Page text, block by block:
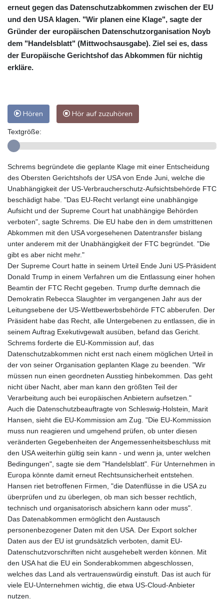
erneut gegen das Datenschutzabkommen zwischen der EU
und den USA klagen. "Wir planen eine Klage", sagte der
Gründer der europäischen Datenschutzorganisation Noyb
dem "Handelsblatt" (Mittwochsausgabe). Ziel sei es, dass
der Europäische Gerichtshof das Abkommen für nichtig
erkläre.
Hören Hör auf zuzuhören
Textgröße:
Schrems begründete die geplante Klage mit einer Entscheidung
des Obersten Gerichtshofs der USA von Ende Juni, welche die
Unabhängigkeit der US-Verbraucherschutz-Aufsichtsbehörde FTC
beschädigt habe. "Das EU-Recht verlangt eine unabhängige
Aufsicht und der Supreme Court hat unabhängige Behörden
verboten", sagte Schrems. Die EU habe den in dem umstrittenen
Abkommen mit den USA vorgesehenen Datentransfer bislang
unter anderem mit der Unabhängigkeit der FTC begründet. "Die
gibt es aber nicht mehr."
Der Supreme Court hatte in seinem Urteil Ende Juni US-Präsident
Donald Trump in einem Verfahren um die Entlassung einer hohen
Beamtin der FTC Recht gegeben. Trump durfte demnach die
Demokratin Rebecca Slaughter im vergangenen Jahr aus der
Leitungsebene der US-Wettbewerbsbehörde FTC abberufen. Der
Präsident habe das Recht, alle Untergebenen zu entlassen, die in
seinem Auftrag Exekutivgewalt ausüben, befand das Gericht.
Schrems forderte die EU-Kommission auf, das
Datenschutzabkommen nicht erst nach einem möglichen Urteil in
der von seiner Organisation geplanten Klage zu beenden. "Wir
müssen nun einen geordneten Ausstieg hinbekommen. Das geht
nicht über Nacht, aber man kann den größten Teil der
Verarbeitung auch bei europäischen Anbietern aufsetzen."
Auch die Datenschutzbeauftragte von Schleswig-Holstein, Marit
Hansen, sieht die EU-Kommission am Zug. "Die EU-Kommission
muss nun reagieren und umgehend prüfen, ob unter diesen
veränderten Gegebenheiten der Angemessenheitsbeschluss mit
den USA weiterhin gültig sein kann - und wenn ja, unter welchen
Bedingungen", sagte sie dem "Handelsblatt". Für Unternehmen in
Europa könnte damit erneut Rechtsunsicherheit entstehen.
Hansen riet betroffenen Firmen, "die Datenflüsse in die USA zu
überprüfen und zu überlegen, ob man sich besser rechtlich,
technisch und organisatorisch absichern kann oder muss".
Das Datenabkommen ermöglicht den Austausch
personenbezogener Daten mit den USA. Der Export solcher
Daten aus der EU ist grundsätzlich verboten, damit EU-
Datenschutzvorschriften nicht ausgehebelt werden können. Mit
den USA hat die EU ein Sonderabkommen abgeschlossen,
welches das Land als vertrauenswürdig einstuft. Das ist auch für
viele EU-Unternehmen wichtig, die etwa US-Cloud-Anbieter
nutzen.